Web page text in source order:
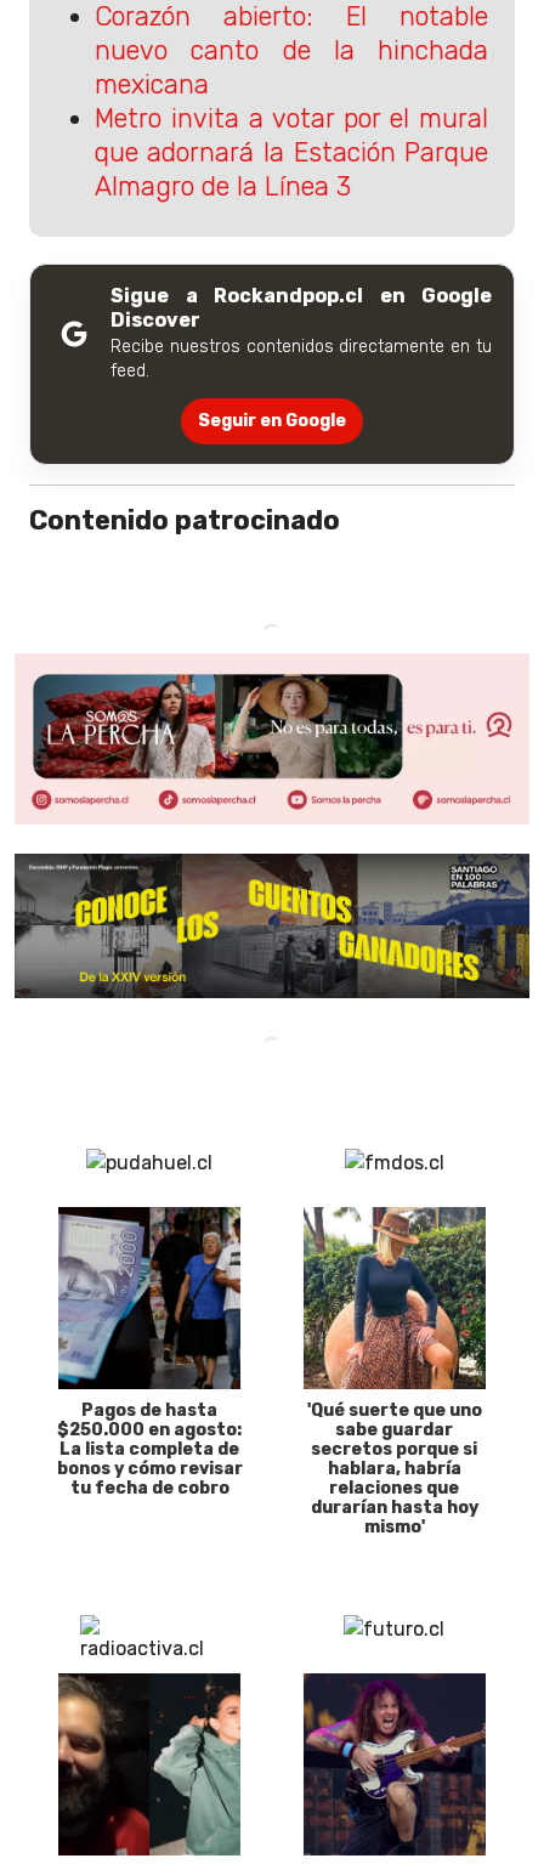
Corazón abierto: El notable
nuevo canto de la hinchada
mexicana
Metro invita a votar por el mural
que adornará la Estación Parque
Almagro de la Línea 3
Sigue a Rockandpop.cl en Google
Discover
Recibe nuestros contenidos directamente en tu
feed.
Seguir en Google
Contenido patrocinado
Pagos de hasta
$250.000 en agosto:
La lista completa de
bonos y cómo revisar
tu fecha de cobro
'Qué suerte que uno
sabe guardar
secretos porque si
hablara, habría
relaciones que
durarían hasta hoy
mismo'